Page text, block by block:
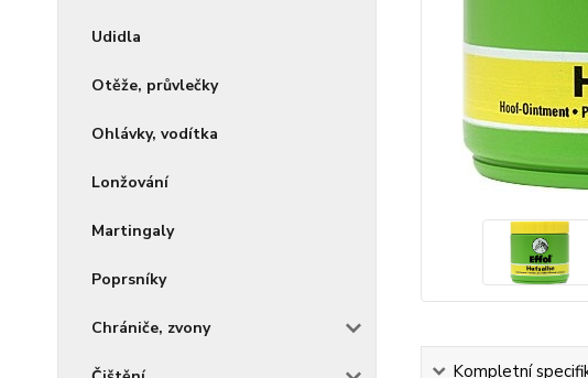
Udidla
Otěže, průvlečky
Ohlávky, vodítka
Lonžování
Martingaly
Poprsníky
Chrániče, zvony
Kompletní